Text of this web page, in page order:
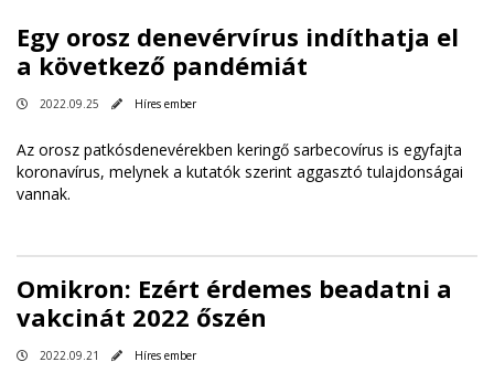
Egy orosz denevérvírus indíthatja el
a következő pandémiát
2022.09.25 Híres ember
Az orosz patkósdenevérekben keringő sarbecovírus is egyfajta
koronavírus, melynek a kutatók szerint aggasztó tulajdonságai
vannak.
Omikron: Ezért érdemes beadatni a
vakcinát 2022 őszén
2022.09.21 Híres ember